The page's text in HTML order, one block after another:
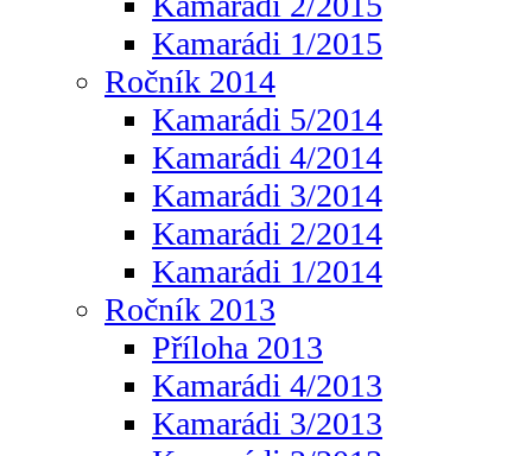
Kamarádi 1/2015
Ročník 2014
Kamarádi 5/2014
Kamarádi 4/2014
Kamarádi 3/2014
Kamarádi 2/2014
Kamarádi 1/2014
Ročník 2013
Příloha 2013
Kamarádi 4/2013
Kamarádi 3/2013